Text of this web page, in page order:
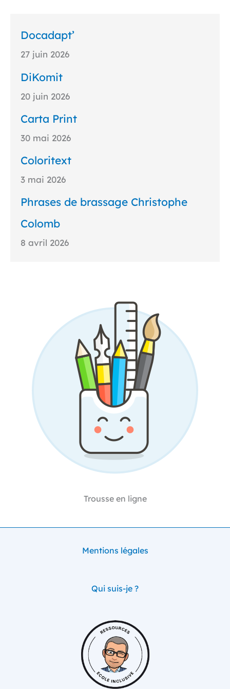
Docadapt’
27 juin 2026
DiKomit
20 juin 2026
Carta Print
30 mai 2026
Coloritext
3 mai 2026
Phrases de brassage Christophe
Colomb
8 avril 2026
Trousse en ligne
Mentions légales
Qui suis-je ?